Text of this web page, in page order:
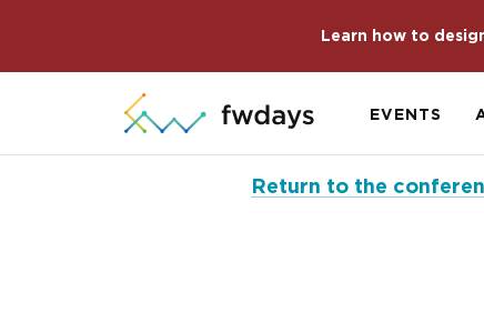
Learn how to
EVENTS
Return to the